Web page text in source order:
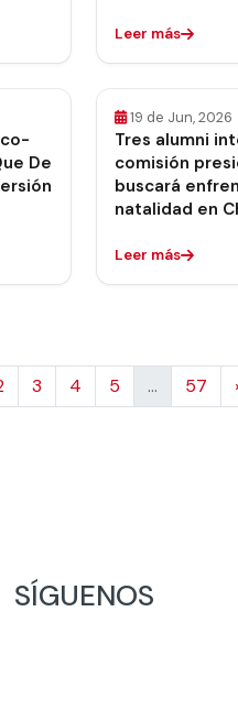
Leer más
De
19 de Jun, 2026
Tres alumni
comisión
buscará
natalidad en
Leer más
3 4 5 … 57
SÍGUENOS